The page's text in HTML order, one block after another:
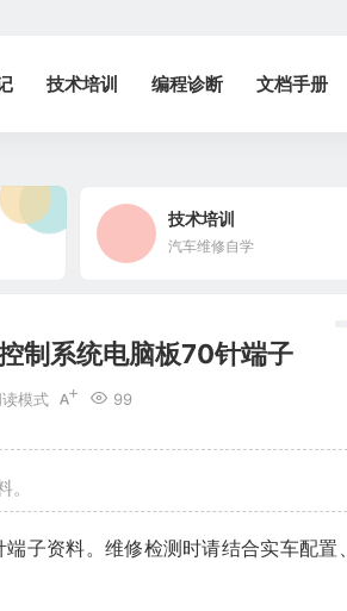
技术培训 编程诊断 文档手册
技术培训
汽车维修自学
制系统电脑板70针端子
99
读模式
子资料。维修检测时请结合实车配置、